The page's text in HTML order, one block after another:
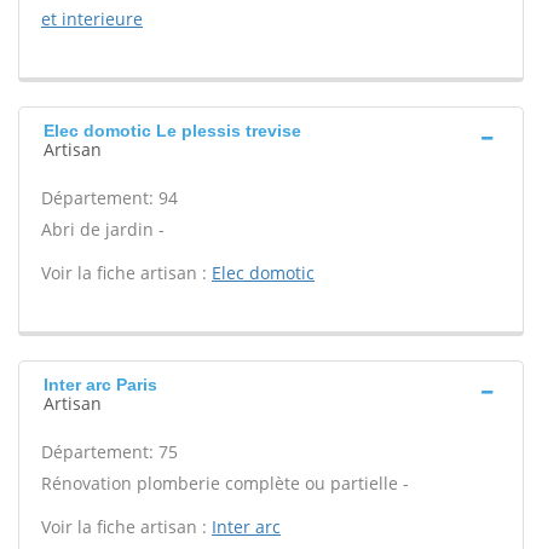
et interieure
Elec domotic Le plessis trevise
Artisan
Département: 94
Abri de jardin -
Voir la fiche artisan : Elec domotic
Inter arc Paris
Artisan
Département: 75
Rénovation plomberie complète ou partielle -
Voir la fiche artisan : Inter arc